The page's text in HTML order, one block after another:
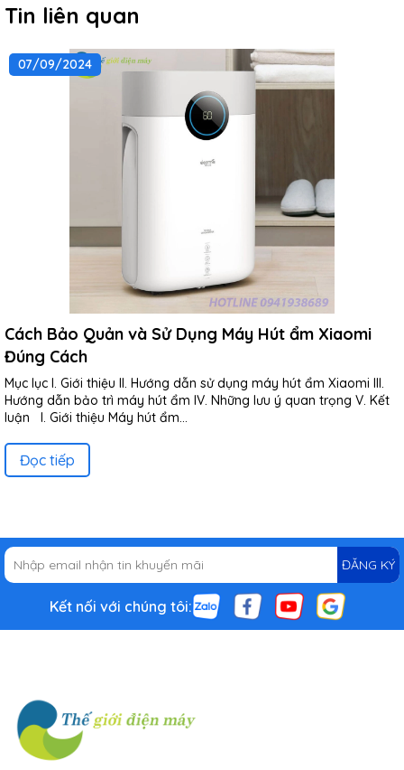
Tin liên quan
07/09/2024
Cách Bảo Quản và Sử Dụng Máy Hút ẩm Xiaomi
Đúng Cách
Mục lục I. Giới thiệu II. Hướng dẫn sử dụng máy hút ẩm Xiaomi III.
Hướng dẫn bảo trì máy hút ẩm IV. Những lưu ý quan trọng V. Kết
luận I. Giới thiệu Máy hút ẩm...
Đọc tiếp
ĐĂNG KÝ
Kết nối với chúng tôi: